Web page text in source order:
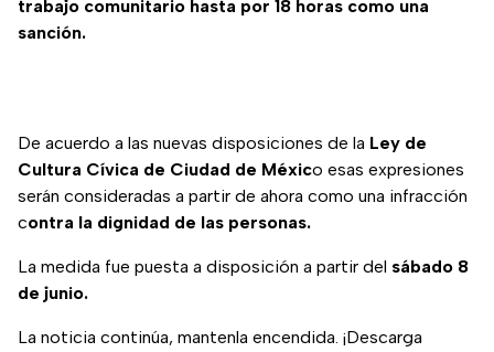
trabajo comunitario hasta por 18 horas como una
sanción.
De acuerdo a las nuevas disposiciones de la Ley de
Cultura Cívica de Ciudad de México esas expresiones
serán consideradas a partir de ahora como una infracción
contra la dignidad de las personas.
La medida fue puesta a disposición a partir del sábado 8
de junio.
La noticia continúa, mantenla encendida. ¡Descarga